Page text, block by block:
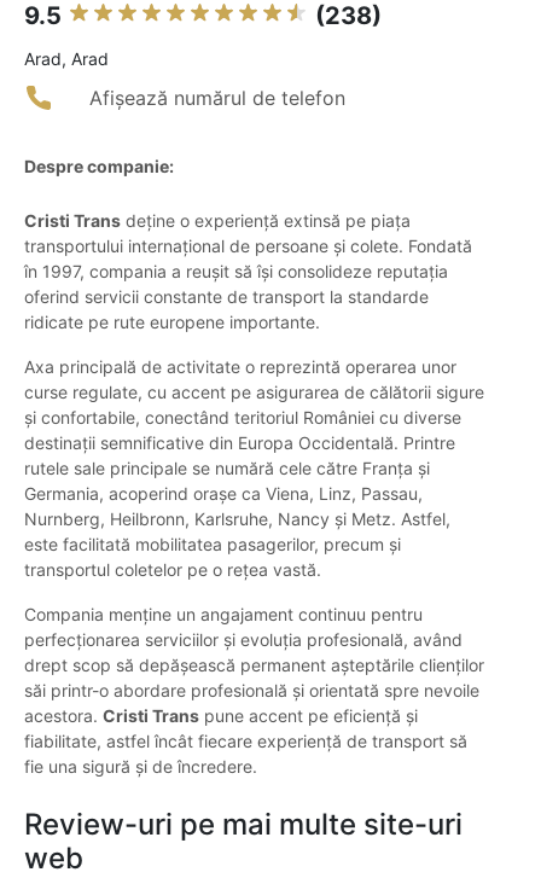
9.5 (238)
Arad, Arad
Afișează numărul de telefon
Despre companie:
Cristi Trans deține o experiență extinsă pe piața
transportului internațional de persoane și colete. Fondată
în 1997, compania a reușit să își consolideze reputația
oferind servicii constante de transport la standarde
ridicate pe rute europene importante.
Axa principală de activitate o reprezintă operarea unor
curse regulate, cu accent pe asigurarea de călătorii sigure
și confortabile, conectând teritoriul României cu diverse
destinații semnificative din Europa Occidentală. Printre
rutele sale principale se numără cele către Franța și
Germania, acoperind orașe ca Viena, Linz, Passau,
Nurnberg, Heilbronn, Karlsruhe, Nancy și Metz. Astfel,
este facilitată mobilitatea pasagerilor, precum și
transportul coletelor pe o rețea vastă.
Compania menține un angajament continuu pentru
perfecționarea serviciilor și evoluția profesională, având
drept scop să depășească permanent așteptările clienților
săi printr-o abordare profesională și orientată spre nevoile
acestora. Cristi Trans pune accent pe eficiență și
fiabilitate, astfel încât fiecare experiență de transport să
fie una sigură și de încredere.
Review-uri pe mai multe site-uri
web